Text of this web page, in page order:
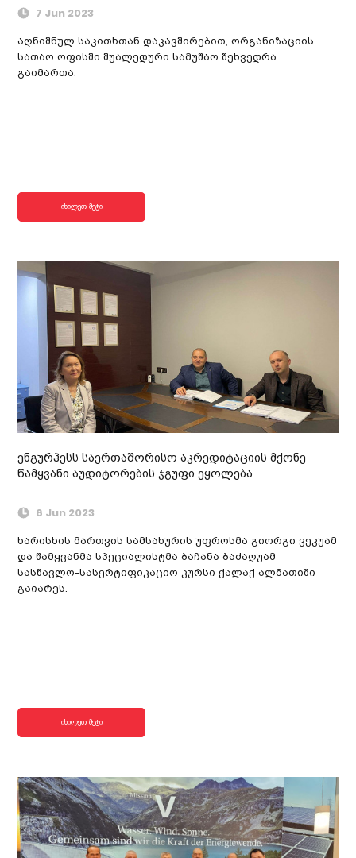
7 Jun 2023
აღნიშნულ საკითხთან დაკავშირებით, ორგანიზაციის
სათაო ოფისში შუალედური სამუშაო შეხვედრა
გაიმართა.
იხილეთ მეტი
ენგურჰესს საერთაშორისო აკრედიტაციის მქონე
წამყვანი აუდიტორების ჯგუფი ეყოლება
6 Jun 2023
ხარისხის მართვის სამსახურის უფროსმა გიორგი ვეკუამ
და წამყვანმა სპეციალისტმა ბაჩანა ბაძაღუამ
სასწავლო-სასერტიფიკაციო კურსი ქალაქ ალმათიში
გაიარეს.
იხილეთ მეტი